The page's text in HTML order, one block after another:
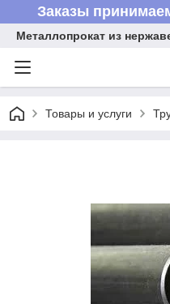
Заказы
Металлопрокат из
Товары и услуги